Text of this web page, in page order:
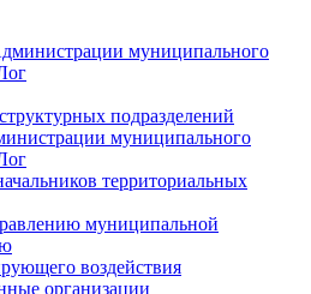
муниципального
подразделений
муниципального
территориальных
муниципальной
воздействия
организации